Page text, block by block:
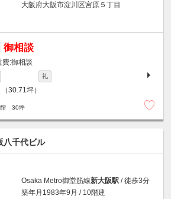
大阪府大阪市淀川区宮原５丁目
御相談
御相談
礼
（30.71坪）
館 30坪
八千代ビル
Osaka Metro御堂筋線新大阪駅 / 徒歩3分
築年月1983年9月 / 10階建